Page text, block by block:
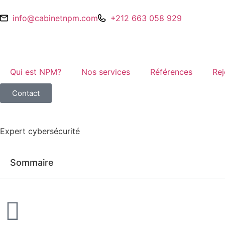
info@cabinetnpm.com +212 663 058 929
Qui est NPM? Nos services Références
Contact
Expert cybersécurité
Sommaire